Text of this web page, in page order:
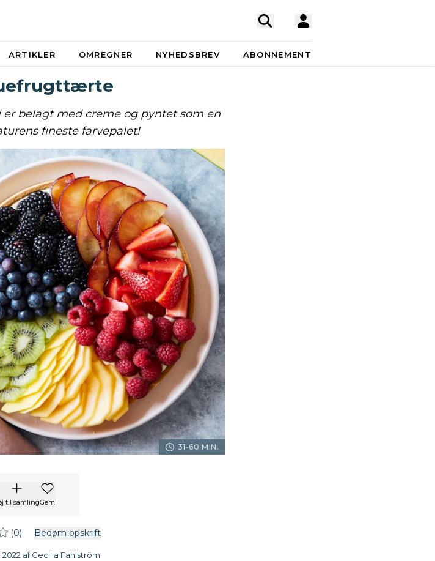
ARTIKLER OMREGNER NYHEDSBREV ABONNEMENT
belagt med creme og pyntet som en
fineste farvepalet!
31-60 MIN.
til samlingGem
(0) Bedøm opskrift
af Cecilia Fahlström